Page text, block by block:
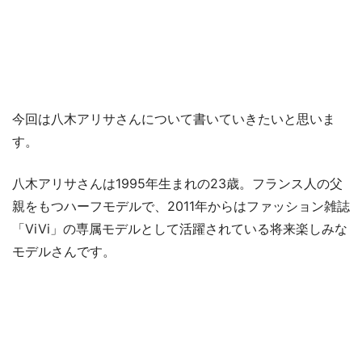
今回は八木アリサさんについて書いていきたいと思いま
す。
八木アリサさんは1995年生まれの23歳。フランス人の父
親をもつハーフモデルで、2011年からはファッション雑誌
「ViVi」の専属モデルとして活躍されている将来楽しみな
モデルさんです。